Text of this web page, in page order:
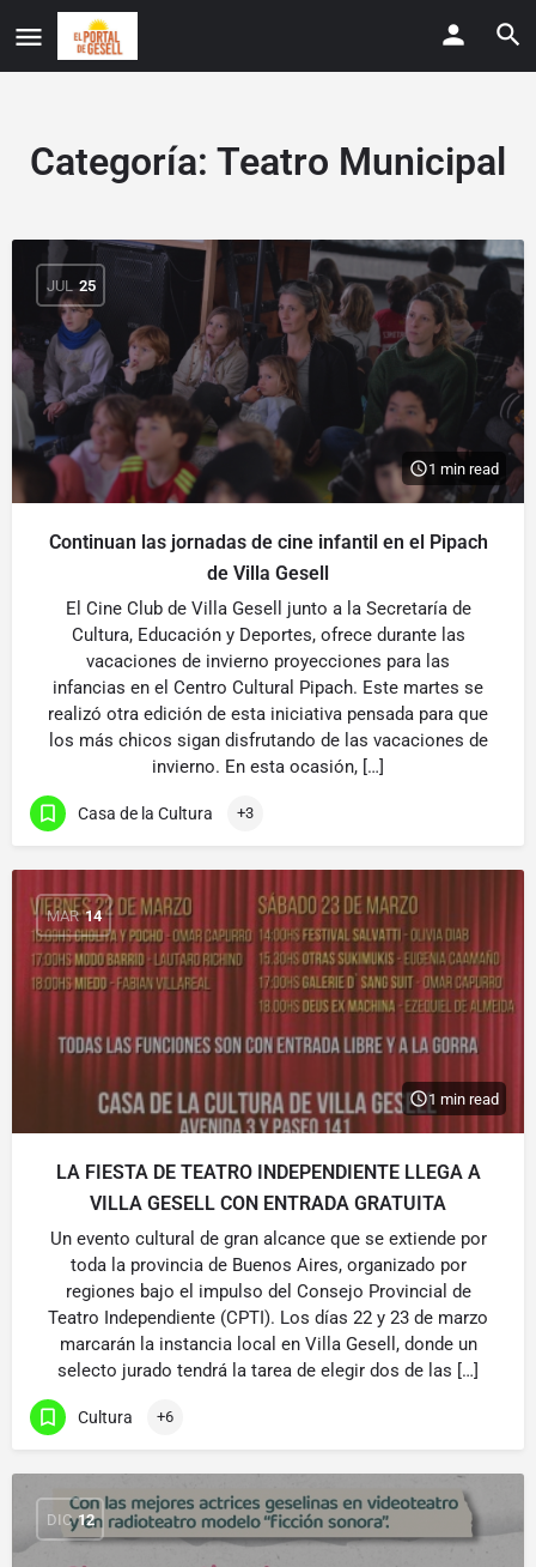
Categoría: Teatro Municipal
JUL 25
1 min read
Continuan las jornadas de cine infantil en el Pipach
de Villa Gesell
El Cine Club de Villa Gesell junto a la Secretaría de
Cultura, Educación y Deportes, ofrece durante las
vacaciones de invierno proyecciones para las
infancias en el Centro Cultural Pipach. Este martes se
realizó otra edición de esta iniciativa pensada para que
los más chicos sigan disfrutando de las vacaciones de
invierno. En esta ocasión, […]
Casa de la Cultura +3
MAR 14
1 min read
LA FIESTA DE TEATRO INDEPENDIENTE LLEGA A
VILLA GESELL CON ENTRADA GRATUITA
Un evento cultural de gran alcance que se extiende por
toda la provincia de Buenos Aires, organizado por
regiones bajo el impulso del Consejo Provincial de
Teatro Independiente (CPTI). Los días 22 y 23 de marzo
marcarán la instancia local en Villa Gesell, donde un
selecto jurado tendrá la tarea de elegir dos de las […]
Cultura +6
DIC 12